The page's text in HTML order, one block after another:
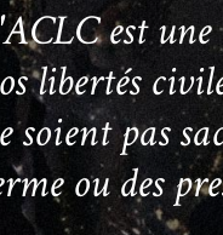
sur Entrée pour lancer la
est
libertés
soient pas
ou des